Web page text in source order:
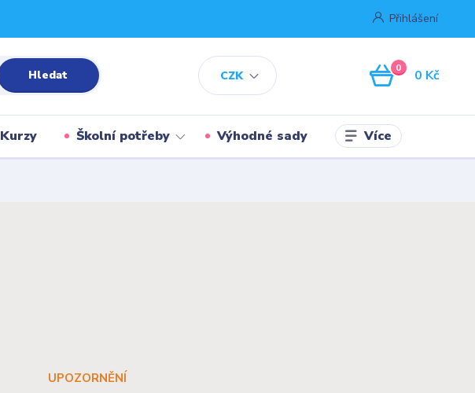
CZK
Přihlášení
Hledat 0 0 Kč
Kurzy Školní potřeby Výhodné sady Více
UPOZORNĚNÍ